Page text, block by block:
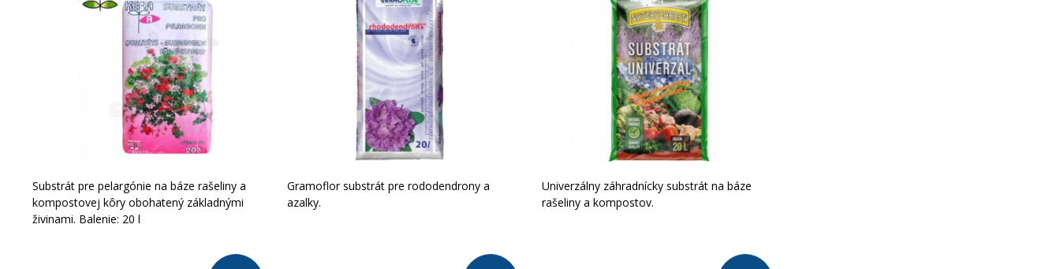
Substrát pre pelargónie na báze rašeliny a
kompostovej kôry obohatený základnými
živinami. Balenie: 20 l
Gramoflor substrát pre rododendrony a
azalky.
Univerzálny záhradnícky substrát na báze
rašeliny a kompostov.